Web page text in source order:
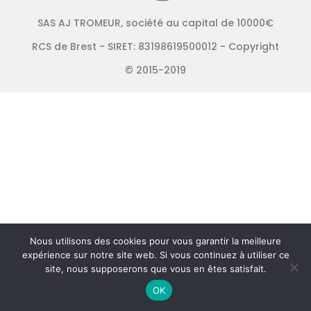
SAS AJ TROMEUR, société au capital de 10000€
RCS de Brest - SIRET: 83198619500012 - Copyright
© 2015-2019
Nous utilisons des cookies pour vous garantir la meilleure
expérience sur notre site web. Si vous continuez à utiliser ce
site, nous supposerons que vous en êtes satisfait.
OK